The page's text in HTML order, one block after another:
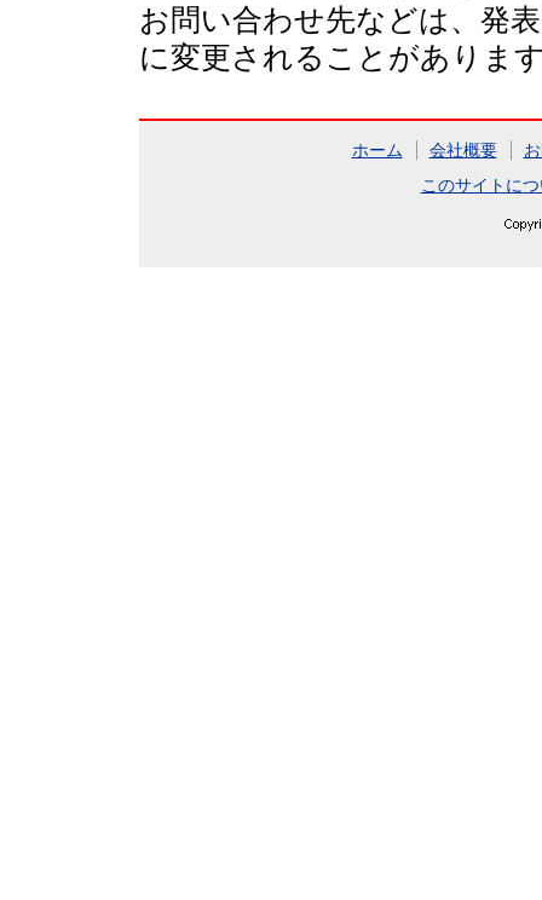
お問い合わせ先などは、発
に変更されることがありま
ホーム 会社概要
このサイトに